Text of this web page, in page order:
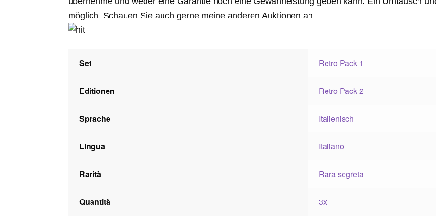
möglich. Schauen Sie auch gerne meine anderen Auktionen an.
Set Retro Pack 1
Editionen Retro Pack 2
Sprache Italienisch
Lingua Italiano
Rarità Rara segreta
Quantità 3x